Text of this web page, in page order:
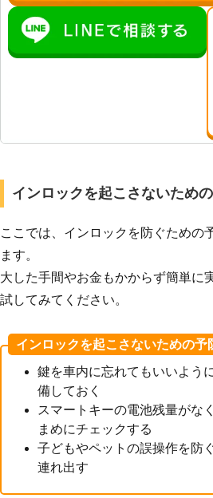
インロックを起こさないため
ここでは、インロックを防ぐための
ます。
大した手間やお金もかからず簡単に
試してみてください。
インロックを起こさないための予
鍵を車内に忘れてもいいよう
備しておく
スマートキーの電池残量がな
まめにチェックする
子どもやペットの誤操作を防
連れ出す